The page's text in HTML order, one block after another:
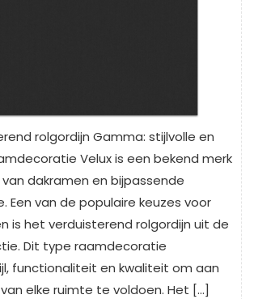
rolgordijn Gamma: stijlvolle en
Velux is een bekend merk
dakramen en bijpassende
Een van de populaire keuzes voor
is het verduisterend rolgordijn uit de
Dit type raamdecoratie
functionaliteit en kwaliteit om aan
elke ruimte te voldoen. Het […]